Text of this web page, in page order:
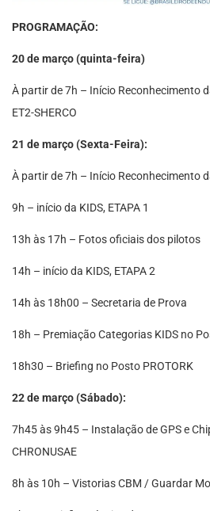
PROGRAMAÇÃO:
20 de março (quinta-feira)
À partir de 7h – Início Reconhecimento
ET2-SHERCO
21 de março (Sexta-Feira):
À partir de 7h – Início Reconhecimento
9h – início da KIDS, ETAPA 1
13h às 17h – Fotos oficiais dos pilotos
14h – início da KIDS, ETAPA 2
14h às 18h00 – Secretaria de Prova
18h – Premiação Categorias KIDS no
18h30 – Briefing no Posto PROTORK
22 de março (Sábado):
7h45 às 9h45 – Instalação de GPS e
CHRONUSAE
8h às 10h – Vistorias CBM / Guardar